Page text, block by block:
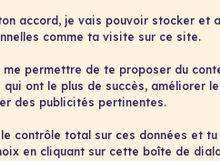
accord, je vais pouvoir stocker et
comme ta visite sur ce site.
me permettre de te proposer du
qui ont le plus de succès, améliorer
des publicités pertinentes.
le contrôle total sur ces données et
en cliquant sur cette boîte de
Conditions
Politique de